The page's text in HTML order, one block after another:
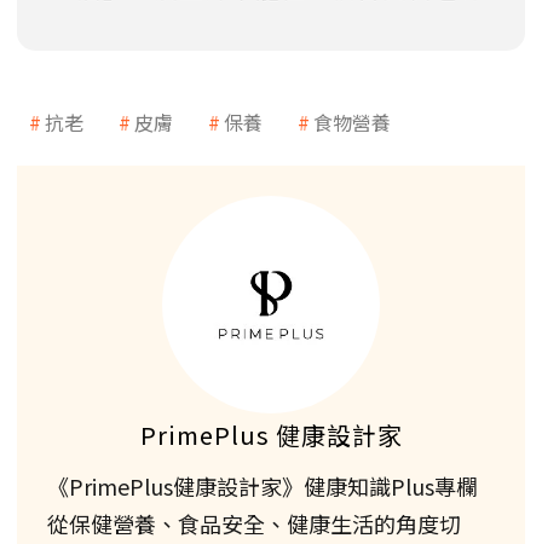
抗老 皮膚 保養 食物營養
PrimePlus 健康設計家
《PrimePlus健康設計家》健康知識Plus專欄
從保健營養、食品安全、健康生活的角度切